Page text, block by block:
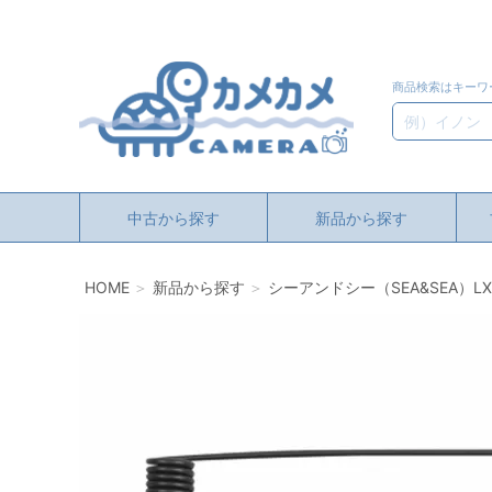
商品検索はキー
検索
中古から探す 新品から探す
HOME 新品から探す シーアンドシー（SEA&SEA）